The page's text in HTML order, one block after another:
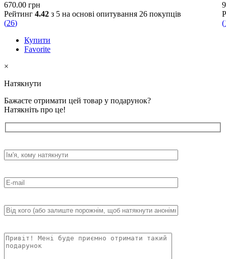
670.00 грн
Рейтинг 4.42 з 5 на основі опитування 26 покупців
(26)
Купити
Favorite
(
×
Натякнути
Бажаєте отримати цей товар у подарунок?
Натякніть про це!